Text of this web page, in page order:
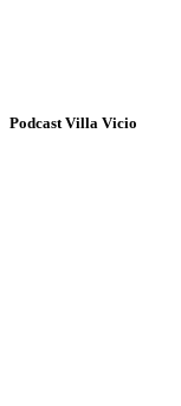
Podcast Villa Vicio